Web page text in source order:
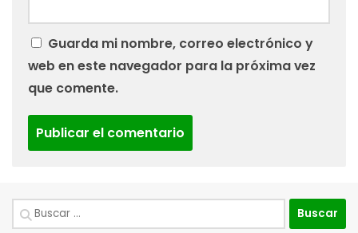
Guarda mi nombre, correo electrónico y
web en este navegador para la próxima vez
que comente.
Buscar: